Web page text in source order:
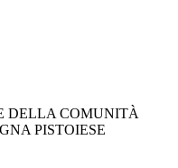
DELLA COMUNITÀ
PISTOIESE